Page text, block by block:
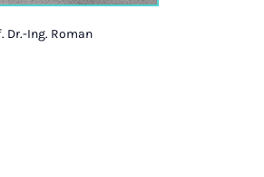
Dr.-Ing. Roman